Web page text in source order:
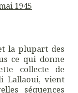
1945
la plupart des
ce qui donne
collecte de
Lallaoui, vient
séquences